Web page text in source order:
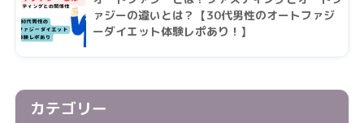
ァジーの違いとは？【30代男性のオートファジ
ーダイエット体験レポあり！】
カテゴリー